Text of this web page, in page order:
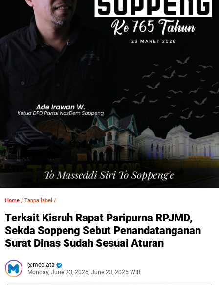
Home / Tanpa label /
Terkait Kisruh Rapat Paripurna RPJMD,
Sekda Soppeng Sebut Penandatanganan
Surat Dinas Sudah Sesuai Aturan
mediata
Monday, June 23, 2025, June 23, 2025 WIB